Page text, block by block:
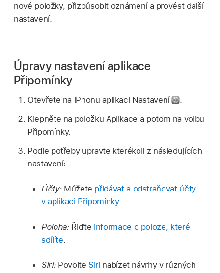
nové položky, přizpůsobit oznámení a provést další
nastavení.
Úpravy nastavení aplikace
Připomínky
Otevřete na iPhonu aplikaci Nastavení
.
Klepněte na položku Aplikace a potom na volbu
Připomínky.
Podle potřeby upravte kterékoli z následujících
nastavení:
Účty:Můžete přidávat a odstraňovat účty
v aplikaci Připomínky
Poloha:Řiďte informace o poloze, které
sdílíte.
Siri:Povolte Siri nabízet návrhy v různých